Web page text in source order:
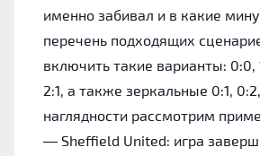
именно забивал и в какие
перечень подходящих
включить такие варианты: 0:0,
2:1, а также зеркальные 0:1,
наглядности рассмотрим
— Sheffield United: игра